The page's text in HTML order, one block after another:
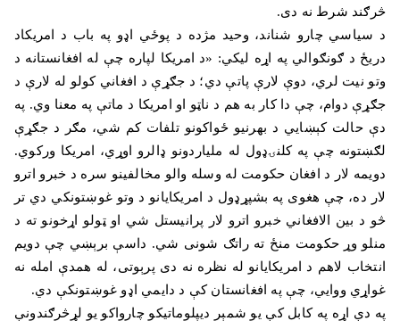
څرګند شرط نه دی.
د سیاسي چارو شناند، وحید مژده د پوځي اډو په باب د امریکاد
دریځ د ګونګوالي په اړه لیکي: «د امریکا لپاره چې له افغانستانه د
وتو نیت لري، دوې لارې پاتې دي؛ د جګړې د افغاني کولو له لارې د
جګړې دوام، چې دا کار به هم د ناټو او امریکا د ماتې په معنا وي. په
دې حالت کېښايي د بهرنیو ځواکونو تلفات کم شي، مګر د جګړې
لګښتونه چې په کلنۍډول له ملیاردونو ډالرو اوړي، امریکا ورکوي.
دویمه لار د افغان حکومت له وسله والو مخالفینو سره د خبرو اترو
لار ده، چې هغوی په بشپړډول د امریکایانو د وتو غوښتونکي دي تر
څو د بین الافغاني خبرو اترو لار پرانیستل شي او ټولو اړخونو ته د
منلو وړ حکومت منځ ته راتګ شونی شي. داسې برېښي چې دویم
انتخاب لاهم د امریکایانو له نظره نه دی پرېوتی، له همدې امله نه
غواړي ووایي، چې په افغانستان کې د دایمي اډو غوښتونکې دي.
په دې اړه په کابل کې یو شمېر دیپلوماتیکو چارواکو یو لړڅرګندونې